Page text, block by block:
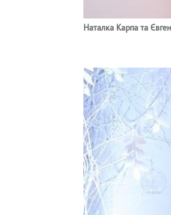
Наталка Карпа та